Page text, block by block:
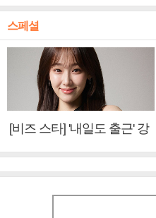
스페셜
[비즈 스타] '내일도 출근' 강